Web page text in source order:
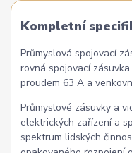
Kompletní
Průmyslová spojovací
rovná spojovací
proudem 63 A a
Průmyslové zásuvky a
elektrických zařízení a
spektrum lidských